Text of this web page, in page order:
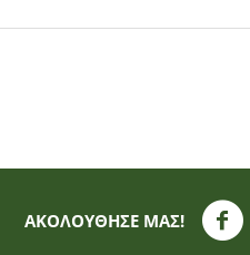
ΑΚΟΛΟΥΘΗΣΈ ΜΑΣ!